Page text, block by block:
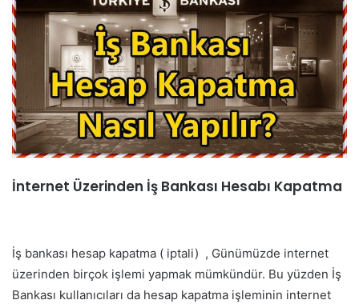
İnternet Üzerinden İş Bankası Hesabı Kapatma
İş bankası hesap kapatma ( iptali) , Günümüzde internet
üzerinden birçok işlemi yapmak mümkündür. Bu yüzden İş
Bankası kullanıcıları da hesap kapatma işleminin internet